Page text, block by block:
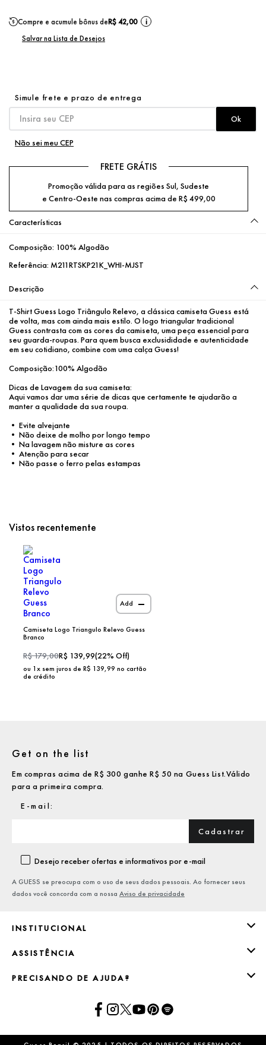
Compre e acumule bônus deR$ 42,00 i
Não sei meu CEP
FRETE GRÁTIS
Promoção válida para as regiões Sul, Sudeste
e Centro-Oeste nas compras acima de R$ 499,00
Características
Composição: 100% Algodão
Referência: M211RTSKP21K_WHI-MJST
Descrição
T-Shirt Guess Logo Triângulo Relevo, a clássica camiseta Guess está
de volta, mas com ainda mais estilo. O logo triangular tradicional
Guess contrasta com as cores da camiseta, uma peça essencial para
seu guarda-roupas. Para quem busca exclusididade e autenticidade
em seu cotidiano, combine com uma calça Guess!
Composição:100% Algodão
Dicas de Lavagem da sua camiseta:
Aqui vamos dar uma série de dicas que certamente te ajudarão a
manter a qualidade da sua roupa.
• Evite alvejante
• Não deixe de molho por longo tempo
• Na lavagem não misture as cores
• Atenção para secar
• Não passe o ferro pelas estampas
Vistos recentemente
Add
Camiseta Logo Triangulo Relevo Guess
Branco
R$179,00R$ 139,99(22% Off)
ou 1x sem juros de R$ 139,99 no cartão
de crédito
INSTITUCIONAL
ASSISTÊNCIA
PRECISANDO DE AJUDA?
Get on the list
Em compras acima de R$ 300 ganhe R$ 50 na Guess List.Válido
para a primeira compra.
Cadastrar
Desejo receber ofertas e informativos por e-mail
A GUESS se preocupa com o uso de seus dados pessoais. Ao fornecer seus
dados você concorda com a nossa Aviso de privacidade